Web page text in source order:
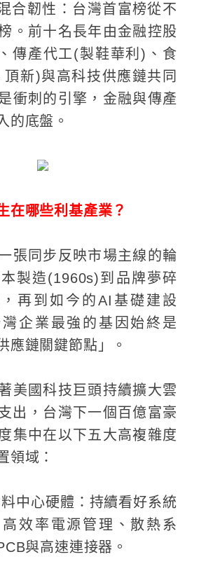
合韌性：台灣首富榜從不
。前十名長年由金融控股
傳產代工(製鞋華利)、食
新)與高科技供應鏈共同
衝刺的引擎，金融與傳產
的底盤。
在哪些利基產業？
張同步反映市場主線的輪
製造(1960s)到品牌夢碎
再到如今的AI基礎建設
企業最強的基因始終是
應鏈關鍵節點」。
美國科技巨頭持續擴大雲
出，台灣下一個百億富豪
集中在以下五大高複雜度
領域：
中心硬體：持續看好系統
效率電源管理、散熱系
與高速連接器。